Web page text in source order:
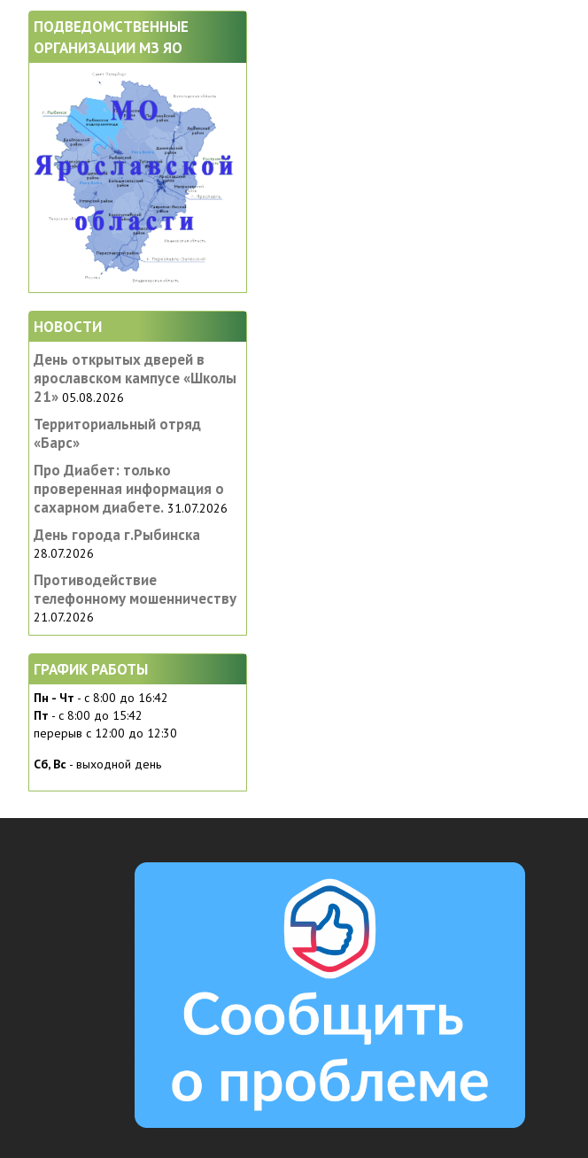
ПОДВЕДОМСТВЕННЫЕ
ОРГАНИЗАЦИИ МЗ ЯО
НОВОСТИ
День открытых дверей в
ярославском кампусе «‎Школы
21» 05.08.2026
Территориальный отряд
«Барс»
Про Диабет: только
проверенная информация о
сахарном диабете. 31.07.2026
День города г.Рыбинска
28.07.2026
Противодействие
телефонному мошенничеству
21.07.2026
ГРАФИК РАБОТЫ
Пн - Чт - с 8:00 до 16:42
Пт - с 8:00 до 15:42
перерыв с 12:00 до 12:30
Сб, Вc - выходной день